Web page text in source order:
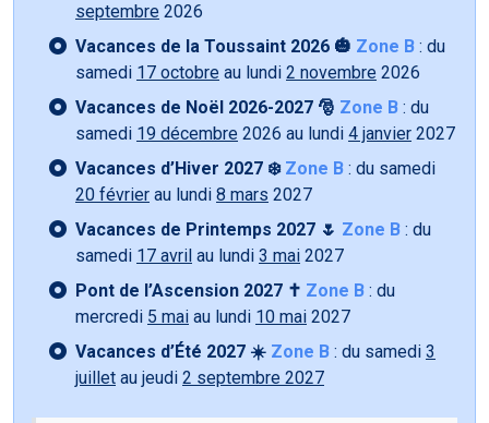
septembre 2026
Vacances de la Toussaint 2026 🎃 Zone B : du
samedi 17 octobre au lundi 2 novembre 2026
Vacances de Noël 2026-2027 🎅 Zone B : du
samedi 19 décembre 2026 au lundi 4 janvier 2027
Vacances d’Hiver 2027 ❄️ Zone B : du samedi
20 février au lundi 8 mars 2027
Vacances de Printemps 2027 🌷 Zone B : du
samedi 17 avril au lundi 3 mai 2027
Pont de l’Ascension 2027 ✝️ Zone B : du
mercredi 5 mai au lundi 10 mai 2027
Vacances d’Été 2027 ☀️ Zone B : du samedi 3
juillet au jeudi 2 septembre 2027